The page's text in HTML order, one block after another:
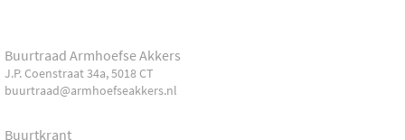
Buurtraad Armhoefse Akkers
J.P. Coenstraat 34a, 5018 CT
buurtraad@armhoefseakkers.nl
Buurtkrant